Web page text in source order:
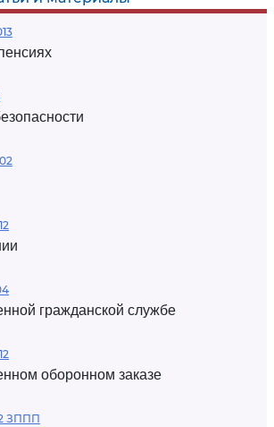
гражданской службе
оборонном заказе
ЗППП